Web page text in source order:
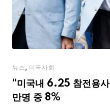
뉴스, 미국사회
“미국내 6.25 참전용
만명 중 8%